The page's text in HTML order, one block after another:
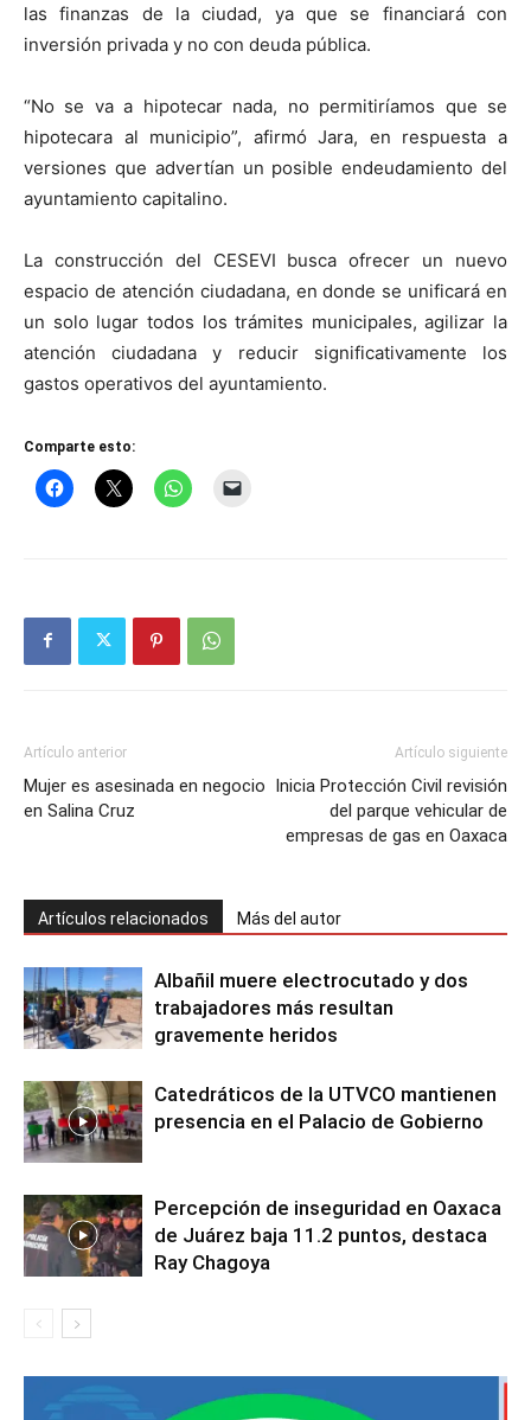
las finanzas de la ciudad, ya que se financiará con
inversión privada y no con deuda pública.
“No se va a hipotecar nada, no permitiríamos que se
hipotecara al municipio”, afirmó Jara, en respuesta a
versiones que advertían un posible endeudamiento del
ayuntamiento capitalino.
La construcción del CESEVI busca ofrecer un nuevo
espacio de atención ciudadana, en donde se unificará en
un solo lugar todos los trámites municipales, agilizar la
atención ciudadana y reducir significativamente los
gastos operativos del ayuntamiento.
Comparte esto:
Artículo anterior
Mujer es asesinada en negocio
en Salina Cruz
Artículo siguiente
Inicia Protección Civil revisión
del parque vehicular de
empresas de gas en Oaxaca
Artículos relacionados Más del autor
Albañil muere electrocutado y dos
trabajadores más resultan
gravemente heridos
Catedráticos de la UTVCO mantienen
presencia en el Palacio de Gobierno
Percepción de inseguridad en Oaxaca
de Juárez baja 11.2 puntos, destaca
Ray Chagoya